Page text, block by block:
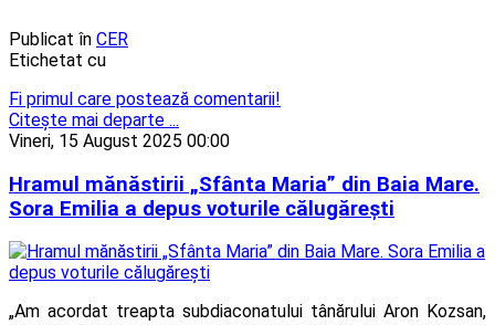
Publicat în CER
Etichetat cu
Fi primul care postează comentarii!
Citeşte mai departe ...
Vineri, 15 August 2025 00:00
Hramul mănăstirii „Sfânta Maria” din Baia Mare.
Sora Emilia a depus voturile călugărești
„Am acordat treapta subdiaconatului tânărului Aron Kozsan,